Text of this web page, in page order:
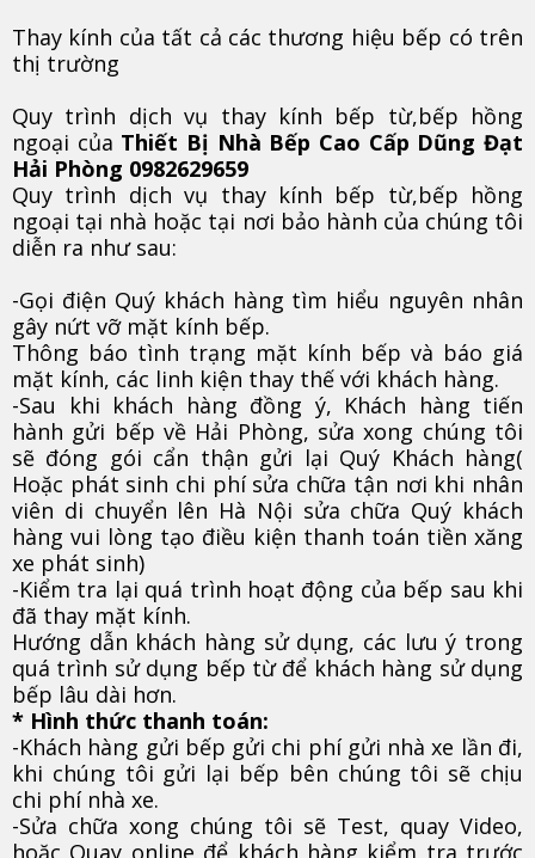
Thay kính của tất cả các thương hiệu bếp có trên
thị trường
Quy trình dịch vụ thay kính bếp từ,bếp hồng
ngoại của Thiết Bị Nhà Bếp Cao Cấp Dũng Đạt
Hải Phòng 0982629659
Quy trình dịch vụ thay kính bếp từ,bếp hồng
ngoại tại nhà hoặc tại nơi bảo hành của chúng tôi
diễn ra như sau:
-Gọi điện Quý khách hàng tìm hiểu nguyên nhân
gây nứt vỡ mặt kính bếp.
Thông báo tình trạng mặt kính bếp và báo giá
mặt kính, các linh kiện thay thế với khách hàng.
-Sau khi khách hàng đồng ý, Khách hàng tiến
hành gửi bếp về Hải Phòng, sửa xong chúng tôi
sẽ đóng gói cẩn thận gửi lại Quý Khách hàng(
Hoặc phát sinh chi phí sửa chữa tận nơi khi nhân
viên di chuyển lên Hà Nội sửa chữa Quý khách
hàng vui lòng tạo điều kiện thanh toán tiền xăng
xe phát sinh)
-Kiểm tra lại quá trình hoạt động của bếp sau khi
đã thay mặt kính.
Hướng dẫn khách hàng sử dụng, các lưu ý trong
quá trình sử dụng bếp từ để khách hàng sử dụng
bếp lâu dài hơn.
* Hình thức thanh toán:
-Khách hàng gửi bếp gửi chi phí gửi nhà xe lần đi,
khi chúng tôi gửi lại bếp bên chúng tôi sẽ chịu
chi phí nhà xe.
-Sửa chữa xong chúng tôi sẽ Test, quay Video,
hoặc Quay online để khách hàng kiểm tra trước